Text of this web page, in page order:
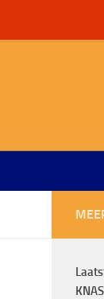
KNAS